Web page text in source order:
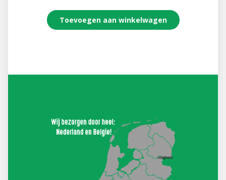
Toevoegen aan winkelwagen